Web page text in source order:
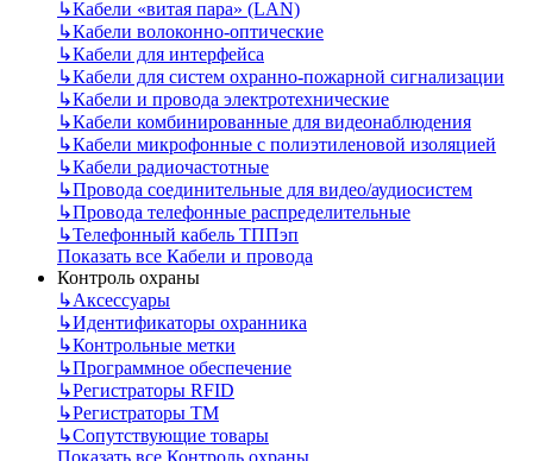
↳Кабели «витая пара» (LAN)
↳Кабели волоконно-оптические
↳Кабели для интерфейса
↳Кабели для систем охранно-пожарной сигнализации
↳Кабели и провода электротехнические
↳Кабели комбинированные для видеонаблюдения
↳Кабели микрофонные с полиэтиленовой изоляцией
↳Кабели радиочастотные
↳Провода соединительные для видео/аудиосистем
↳Провода телефонные распределительные
↳Телефонный кабель ТППэп
Показать все Кабели и провода
Контроль охраны
↳Аксессуары
↳Идентификаторы охранника
↳Контрольные метки
↳Программное обеспечение
↳Регистраторы RFID
↳Регистраторы ТМ
↳Сопутствующие товары
Показать все Контроль охраны